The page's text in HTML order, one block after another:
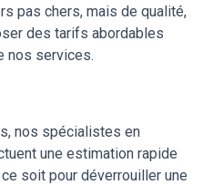
pas chers, mais de qualité,
des tarifs abordables
nos services.
nos spécialistes en
une estimation rapide
soit pour déverrouiller une